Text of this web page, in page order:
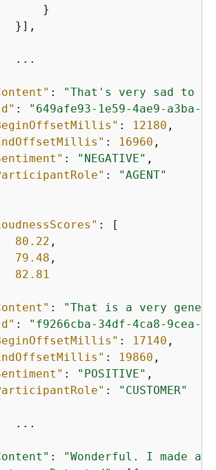
}
}],
...
:
"That's very sad to
:
"649afe93-1e59-4ae9-a3ba-
: 12180 ,
: 16960 ,
: "NEGATIVE" ,
:
"AGENT"
: [
80.22 ,
79.48 ,
82.81
:
"That is a very
:
"f9266cba-34df-4ca8-9cea-
: 17140 ,
: 19860 ,
: "POSITIVE" ,
:
"CUSTOMER"
...
:
"Wonderful. I made